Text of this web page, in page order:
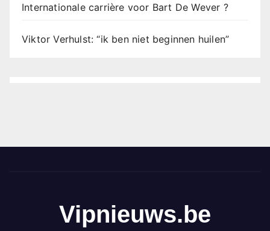
Internationale carrière voor Bart De Wever ?
Viktor Verhulst: “ik ben niet beginnen huilen”
Vipnieuws.be